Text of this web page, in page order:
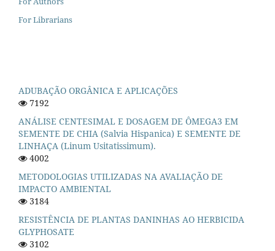
For Librarians
ADUBAÇÃO ORGÂNICA E APLICAÇÕES
7192
ANÁLISE CENTESIMAL E DOSAGEM DE ÔMEGA3 EM
SEMENTE DE CHIA (Salvia Hispanica) E SEMENTE DE
LINHAÇA (Linum Usitatissimum).
4002
METODOLOGIAS UTILIZADAS NA AVALIAÇÃO DE
IMPACTO AMBIENTAL
3184
RESISTÊNCIA DE PLANTAS DANINHAS AO HERBICIDA
GLYPHOSATE
3102